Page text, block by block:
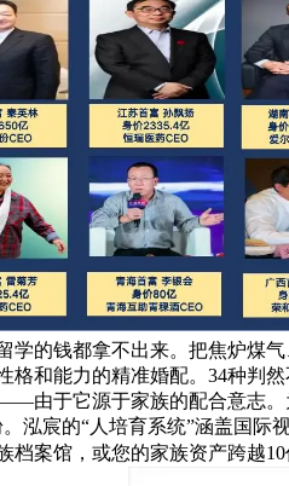
学的钱都拿不出来。把焦炉煤
格和能力的精准婚配。34种判
由于它源于家族的配合意志。
泓宸的“人培育系统”涵盖国际
档案馆，或您的家族资产跨越